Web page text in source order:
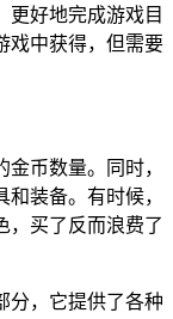
更好地完成游戏目
戏中获得，但需要
币数量。同时，
装备。有时候，
，买了反而浪费了
分，它提供了各种